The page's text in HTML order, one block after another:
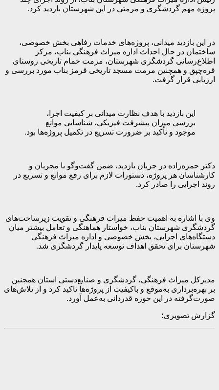
پروژه مهم گردشگری و مرمتی در این شهرستان بازدید کرد.
در این بازدید میدانی، پروژه‌های خدمات رفاهی بخش خصوصی،
ساختمان در حال احداث اداره میراث فرهنگی بناب، مرکز
اطلاع‌رسانی گردشگری شهرستان، مرمت حمام تاریخی روستای
قره‌چپق و همچنین مرمت مسجد تاریخی قرمز بناب مورد بررسی و
ارزیابی قرار گرفت.
این بازدید با هدف نظارت میدانی بر کیفیت اجرا،
بررسی میزان پیشرفت فیزیکی، شناسایی موانع
موجود و تأکید بر ضرورت تسریع در تکمیل پروژه‌ها بود.
دکتر حمزه‌زاده در جریان بازدید، ضمن گفت‌وگو با مجریان و
کارشناسان هر پروژه، دستورات لازم برای رفع موانع و تسریع در
روند اجرایی را صادر کرد.
وی با اشاره به اهمیت حفظ میراث فرهنگی و تقویت زیرساخت‌های
گردشگری شهرستان بناب، خواستار هماهنگی و تعامل بیشتر میان
دستگاه‌های اجرایی، بخش خصوصی و اداره میراث فرهنگی
شهرستان برای تحقق اهداف توسعه پایدار گردشگری شد.
مدیرکل میراث فرهنگی، گردشگری و صنایع‌دستی استان همچنین
بر بهره‌برداری به‌موقع و باکیفیت از پروژه‌ها تاکید کرد و از تلاش‌های
صورت‌گرفته در این حوزه قدردانی به‌عمل آورد.
گزارش تصویری؛